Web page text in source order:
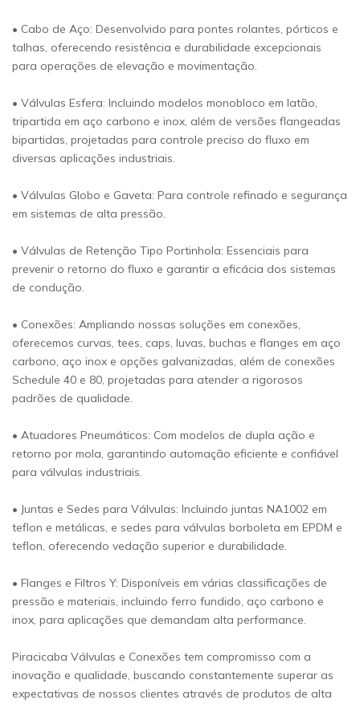
• Cabo de Aço: Desenvolvido para pontes rolantes, pórticos e
talhas, oferecendo resistência e durabilidade excepcionais
para operações de elevação e movimentação.
• Válvulas Esfera: Incluindo modelos monobloco em latão,
tripartida em aço carbono e inox, além de versões flangeadas
bipartidas, projetadas para controle preciso do fluxo em
diversas aplicações industriais.
• Válvulas Globo e Gaveta: Para controle refinado e segurança
em sistemas de alta pressão.
• Válvulas de Retenção Tipo Portinhola: Essenciais para
prevenir o retorno do fluxo e garantir a eficácia dos sistemas
de condução.
• Conexões: Ampliando nossas soluções em conexões,
oferecemos curvas, tees, caps, luvas, buchas e flanges em aço
carbono, aço inox e opções galvanizadas, além de conexões
Schedule 40 e 80, projetadas para atender a rigorosos
padrões de qualidade.
• Atuadores Pneumáticos: Com modelos de dupla ação e
retorno por mola, garantindo automação eficiente e confiável
para válvulas industriais.
• Juntas e Sedes para Válvulas: Incluindo juntas NA1002 em
teflon e metálicas, e sedes para válvulas borboleta em EPDM e
teflon, oferecendo vedação superior e durabilidade.
• Flanges e Filtros Y: Disponíveis em várias classificações de
pressão e materiais, incluindo ferro fundido, aço carbono e
inox, para aplicações que demandam alta performance.
Piracicaba Válvulas e Conexões tem compromisso com a
inovação e qualidade, buscando constantemente superar as
expectativas de nossos clientes através de produtos de alta